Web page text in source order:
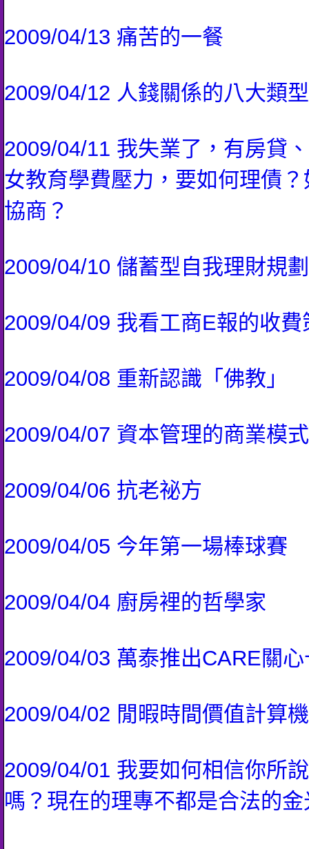
2009/04/13 痛苦的一餐
2009/04/12 人錢關係的八大類型
2009/04/11 我失業了，有房貸
女教育學費壓力，要如何理債
協商？
2009/04/10 儲蓄型自我理財規劃
2009/04/09 我看工商E報的收費
2009/04/08 重新認識「佛教」
2009/04/07 資本管理的商業模式
2009/04/06 抗老祕方
2009/04/05 今年第一場棒球賽
2009/04/04 廚房裡的哲學家
2009/04/03 萬泰推出CARE關
2009/04/02 閒暇時間價值計算機
2009/04/01 我要如何相信你所
嗎？現在的理專不都是合法的